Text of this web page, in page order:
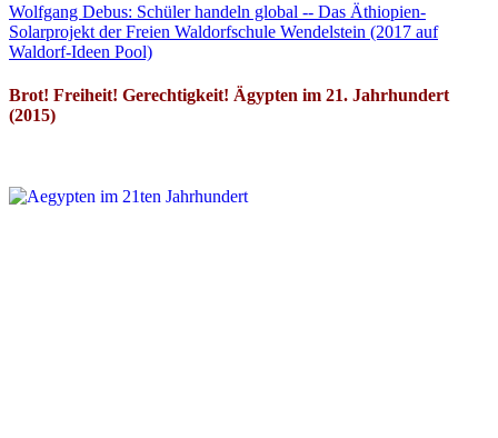
Wolfgang Debus: Schüler handeln global -- Das Äthiopien-
Solarprojekt der Freien Waldorfschule Wendelstein (2017 auf
Waldorf-Ideen Pool)
Brot! Freiheit! Gerechtigkeit! Ägypten im 21. Jahrhundert
(2015)